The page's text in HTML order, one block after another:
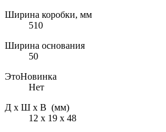
Ширина коробки, мм
510
Ширина основания
50
ЭтоНовинка
Нет
Д х Ш х В (мм)
12 х 19 х 48